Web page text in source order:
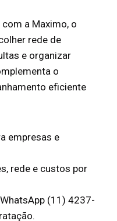
a Maximo, o
rede de
e organizar
o
eficiente
empresas e
rede e custos por
(11) 4237-